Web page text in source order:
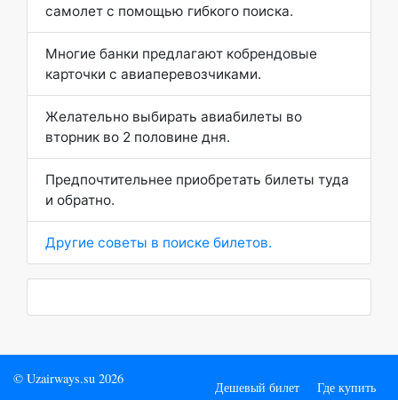
самолет с помощью гибкого поиска.
Многие банки предлагают кобрендовые
карточки с авиаперевозчиками.
Желательно выбирать авиабилеты во
вторник во 2 половине дня.
Предпочтительнее приобретать билеты туда
и обратно.
Другие советы в поиске билетов.
© Uzairways.su 2026
Где купить
Дешевый билет